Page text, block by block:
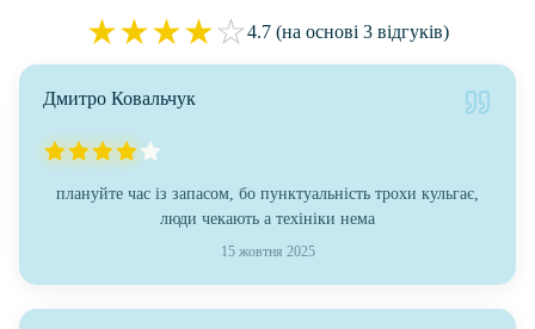
★★★★☆4.7 (на основі 3 відгуків)
Дмитро Ковальчук
плануйте час із запасом, бо пунктуальність трохи кульгає,
люди чекають а техініки нема
15 жовтня 2025